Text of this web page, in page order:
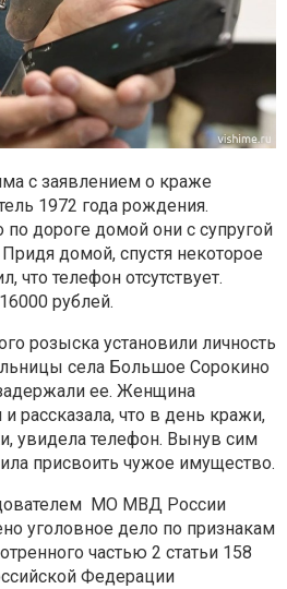
с заявлением о краже
1972 года рождения.
по дороге домой они с супругой
домой, спустя некоторое
что телефон отсутствует.
рублей.
розыска установили личность
села Большое Сорокино
ее. Женщина
рассказала, что в день кражи,
увидела телефон. Вынув сим
присвоить чужое имущество.
МО МВД России
уголовное дело по признакам
частью 2 статьи 158
Федерации